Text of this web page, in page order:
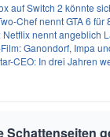
auf Switch 2 könnte sich
Chef nennt GTA 6 für 80 Euro ein
nennt angeblich Laufzeit der
Ganondorf, Impa und weitere
CEO: In drei Jahren werden
Schattenseiten